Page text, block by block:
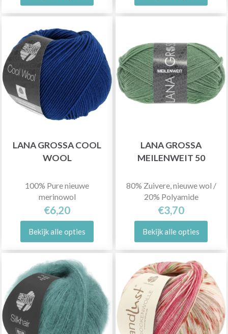
LANA GROSSA COOL
WOOL
100% Pure nieuwe
merinowol
€6,20
Bekijk alle opties
LANA GROSSA
MEILENWEIT 50
80% Zuivere, nieuwe wol /
20% Polyamide
€3,70
Bekijk alle opties